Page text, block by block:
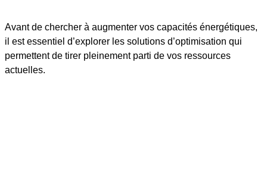
Avant de chercher à augmenter vos capacités énergétiques,
il est essentiel d’explorer les solutions d’optimisation qui
permettent de tirer pleinement parti de vos ressources
actuelles.